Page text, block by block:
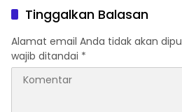
Tinggalkan Balasan
Alamat email Anda tidak akan
wajib ditandai *